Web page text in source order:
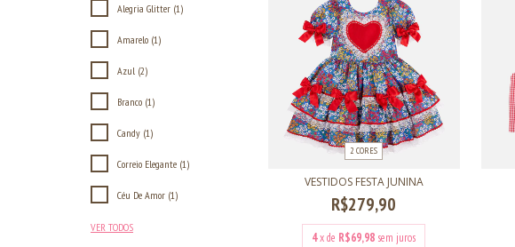
Alegria Glitter (1)
Amarelo (1)
Azul (2)
Branco (1)
Candy (1)
Correio Elegante (1)
Céu De Amor (1)
VER TODOS
2 CORES
VESTIDOS FESTA JUNINA
R$279,90
4x de R$69,98 sem juros